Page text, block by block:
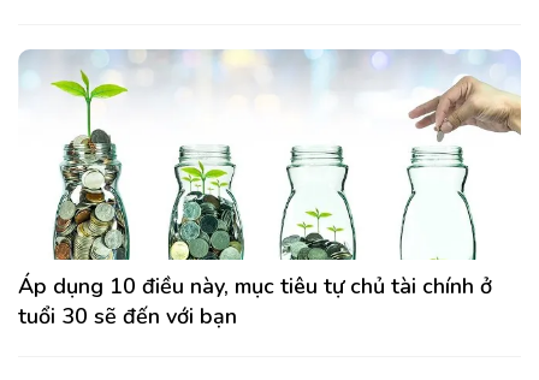
Áp dụng 10 điều này, mục tiêu tự chủ tài chính ở
tuổi 30 sẽ đến với bạn